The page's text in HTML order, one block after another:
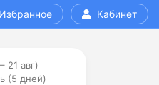
Избранное Кабинет
21 авг)
(5 дней)